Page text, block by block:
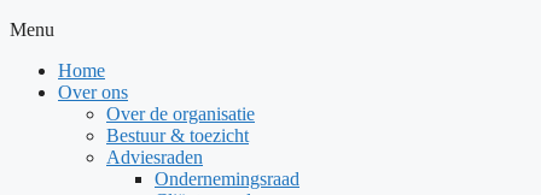
Menu
Home
Over ons
Over de organisatie
Bestuur & toezicht
Adviesraden
Ondernemingsraad